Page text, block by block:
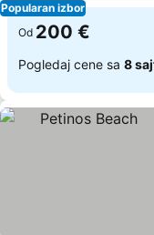
Popularan izbor
Od 200 €
Pogledaj cene sa 8